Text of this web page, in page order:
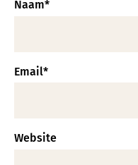
Naam*
Email*
Website